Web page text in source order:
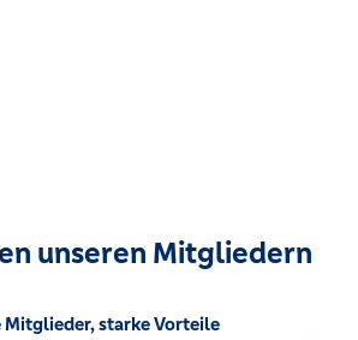
unseren Mitgliedern
Mitglieder, starke Vorteile